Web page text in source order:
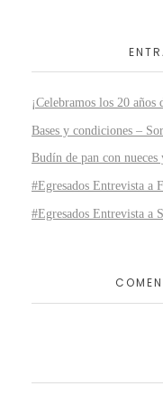
¡Celebramos los 20 años
Bases y condiciones –
Budín de pan con nueces
#Egresados Entrevista a
#Egresados Entrevista a